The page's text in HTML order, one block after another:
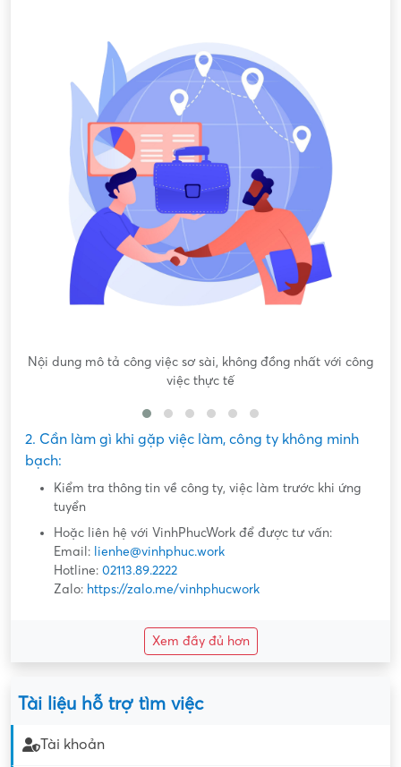
Nội dung mô tả công việc sơ sài, không đồng nhất với công
việc thực tế
2. Cần làm gì khi gặp việc làm, công ty không minh
bạch:
Kiểm tra thông tin về công ty, việc làm trước khi ứng
tuyển
Hoặc liên hệ với VinhPhucWork để được tư vấn:
Email: lienhe@vinhphuc.work
Hotline: 02113.89.2222
Zalo: https://zalo.me/vinhphucwork
Xem đầy đủ hơn
Tài liệu hỗ trợ tìm việc
Tài khoản